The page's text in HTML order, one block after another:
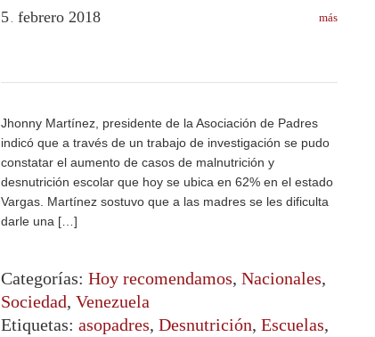
5 febrero 2018
Jhonny Martínez, presidente de la Asociación de Padres
indicó que a través de un trabajo de investigación se pudo
constatar el aumento de casos de malnutrición y
desnutrición escolar que hoy se ubica en 62% en el estado
Vargas. Martínez sostuvo que a las madres se les dificulta
darle una […]
más
Categorías: Hoy recomendamos, Nacionales,
Sociedad, Venezuela
Etiquetas: asopadres, Desnutrición, Escuelas,